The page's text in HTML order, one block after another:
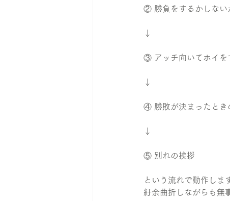
② 勝負をするかしない
↓
③ アッチ向いてホイを
↓
④ 勝敗が決まったとき
↓
⑤ 別れの挨拶
という流れで動作しま
紆余曲折しながらも無